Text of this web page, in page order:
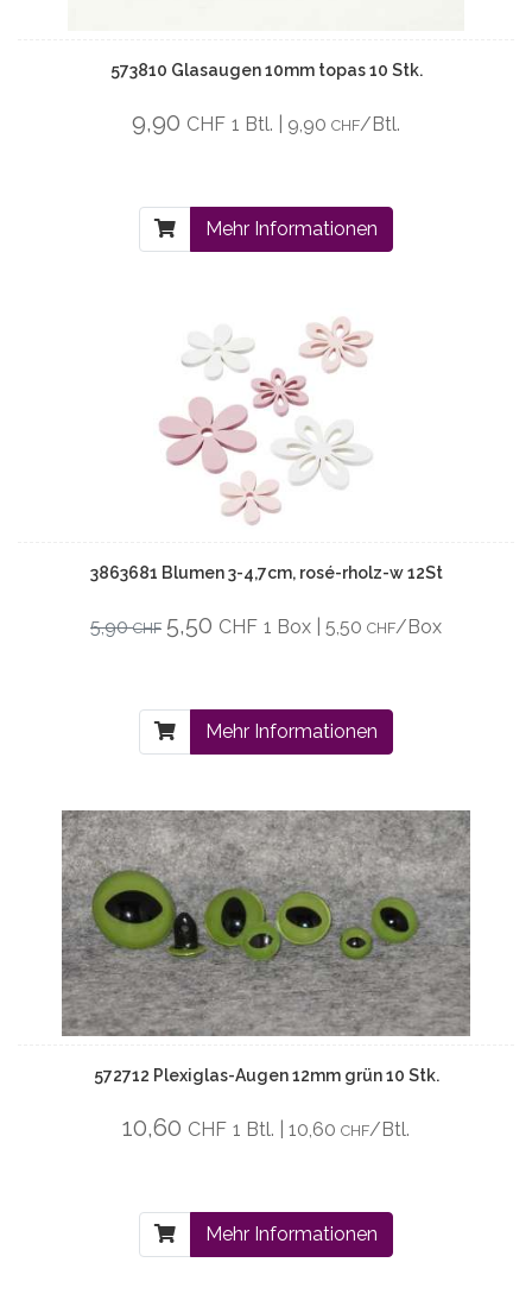
573810 Glasaugen 10mm topas 10 Stk.
9,90 CHF 1 Btl. | 9,90 CHF/Btl.
Mehr Informationen
3863681 Blumen 3-4,7cm, rosé-rholz-w 12St
5,90CHF 5,50 CHF 1 Box | 5,50 CHF/Box
Mehr Informationen
572712 Plexiglas-Augen 12mm grün 10 Stk.
10,60 CHF 1 Btl. | 10,60 CHF/Btl.
Mehr Informationen